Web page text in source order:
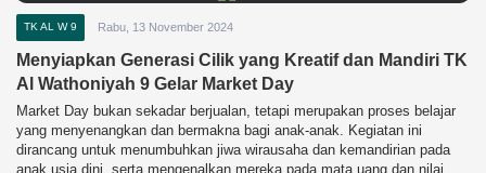
TK AL W 9 Rabu, 13 November 2024
Menyiapkan Generasi Cilik yang Kreatif dan Mandiri TK
Al Wathoniyah 9 Gelar Market Day
Market Day bukan sekadar berjualan, tetapi merupakan proses belajar
yang menyenangkan dan bermakna bagi anak-anak. Kegiatan ini
dirancang untuk menumbuhkan jiwa wirausaha dan kemandirian pada
anak usia dini, serta mengenalkan mereka pada mata uang dan nilai